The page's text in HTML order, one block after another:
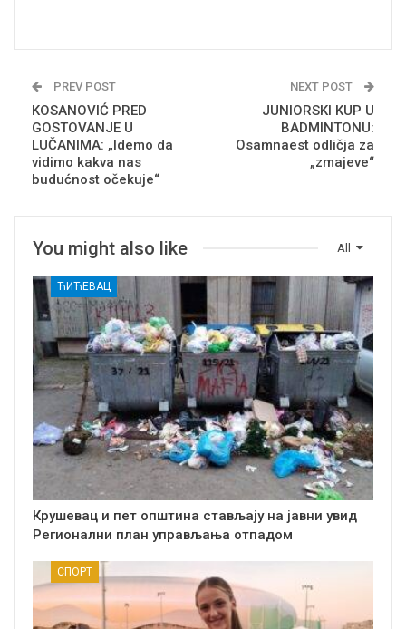
PREV POST
KOSANOVIĆ PRED
GOSTOVANJE U
LUČANIMA: „Idemo da
vidimo kakva nas
budućnost očekuje“
NEXT POST
JUNIORSKI KUP U
BADMINTONU:
Osamnaest odličja za
„zmajeve“
All
You might also like
ЋИЋЕВАЦ
Крушевац и пет општина стављају на јавни увид
Регионални план управљања отпадом
СПОРТ